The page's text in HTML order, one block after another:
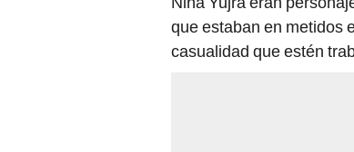
que estaban en metidos
casualidad que estén